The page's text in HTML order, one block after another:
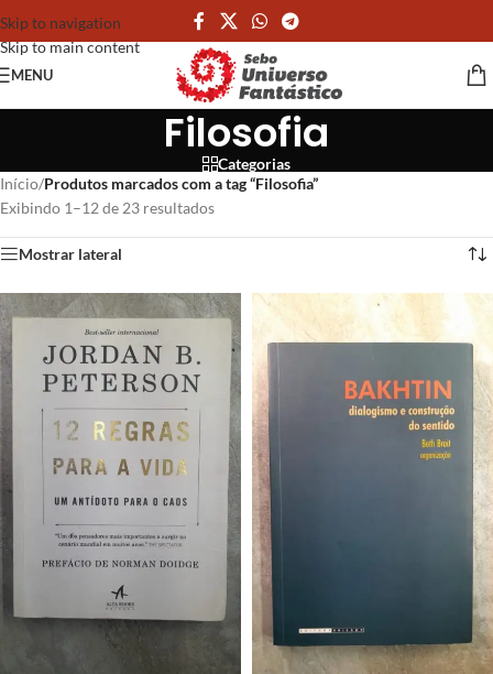
Skip to navigation
Skip to main content
MENU
Filosofia
Categorias
Início/Produtos marcados com a tag “Filosofia”
Exibindo 1–12 de 23 resultados
Mostrar lateral